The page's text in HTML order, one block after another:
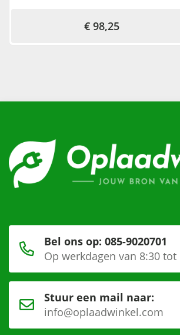
€ 98,25
Bel ons op: 085-9020701
Op werkdagen van 8:30 tot
Stuur een mail naar:
info@oplaadwinkel.com